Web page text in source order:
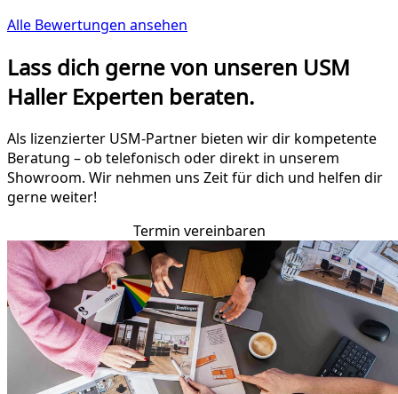
Alle Bewertungen ansehen
Lass dich gerne von unseren USM
Haller Experten beraten.
Als lizenzierter USM-Partner bieten wir dir kompetente
Beratung – ob telefonisch oder direkt in unserem
Showroom. Wir nehmen uns Zeit für dich und helfen dir
gerne weiter!
Termin vereinbaren